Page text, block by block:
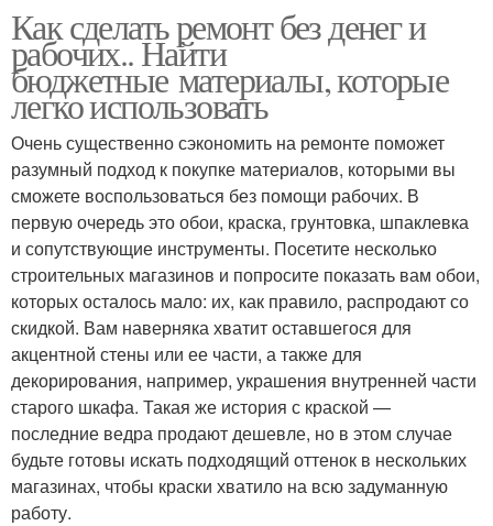
Как сделать ремонт без денег и
рабочих.. Найти
бюджетные материалы, которые
легко использовать
Очень существенно сэкономить на ремонте поможет
разумный подход к покупке материалов, которыми вы
сможете воспользоваться без помощи рабочих. В
первую очередь это обои, краска, грунтовка, шпаклевка
и сопутствующие инструменты. Посетите несколько
строительных магазинов и попросите показать вам обои,
которых осталось мало: их, как правило, распродают со
скидкой. Вам наверняка хватит оставшегося для
акцентной стены или ее части, а также для
декорирования, например, украшения внутренней части
старого шкафа. Такая же история с краской —
последние ведра продают дешевле, но в этом случае
будьте готовы искать подходящий оттенок в нескольких
магазинах, чтобы краски хватило на всю задуманную
работу.